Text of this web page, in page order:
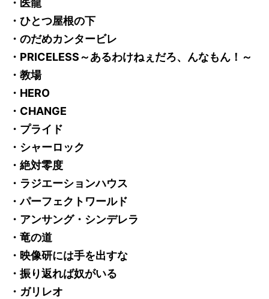
・医龍
・ひとつ屋根の下
・のだめカンタービレ
・PRICELESS～あるわけねぇだろ、んなもん！～
・教場
・HERO
・CHANGE
・プライド
・シャーロック
・絶対零度
・ラジエーションハウス
・パーフェクトワールド
・アンサング・シンデレラ
・竜の道
・映像研には手を出すな
・振り返れば奴がいる
・ガリレオ